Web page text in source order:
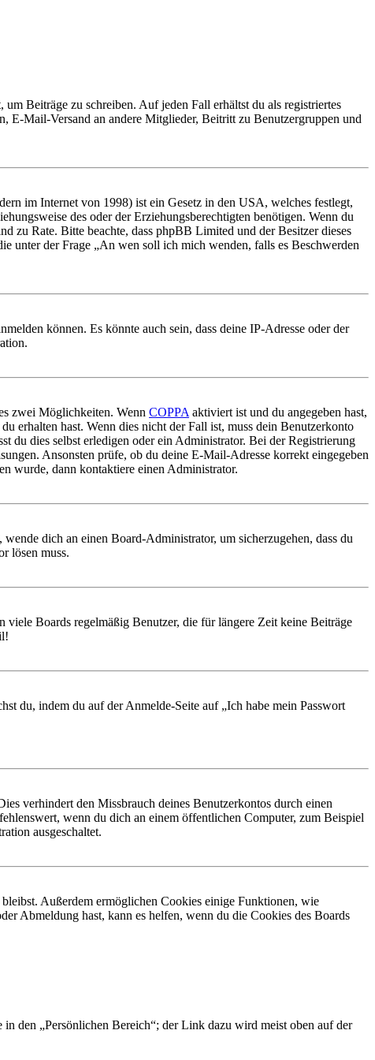
Beiträge zu schreiben. Auf jeden Fall erhältst du als registriertes
E-Mail-Versand an andere Mitglieder, Beitritt zu Benutzergruppen und
im Internet von 1998) ist ein Gesetz in den USA, welches festlegt,
des oder der Erziehungsberechtigten benötigen. Wenn du
zu Rate. Bitte beachte, dass phpBB Limited und der Besitzer dieses
unter der Frage „An wen soll ich mich wenden, falls es Beschwerden
können. Es könnte auch sein, dass deine IP-Adresse oder der
zwei Möglichkeiten. Wenn COPPA aktiviert ist und du angegeben hast,
erhalten hast. Wenn dies nicht der Fall ist, muss dein Benutzerkonto
du dies selbst erledigen oder ein Administrator. Bei der Registrierung
Ansonsten prüfe, ob du deine E-Mail-Adresse korrekt eingegeben
wurde, dann kontaktiere einen Administrator.
dich an einen Board-Administrator, um sicherzugehen, dass du
lösen muss.
viele Boards regelmäßig Benutzer, die für längere Zeit keine Beiträge
du, indem du auf der Anmelde-Seite auf „Ich habe mein Passwort
verhindert den Missbrauch deines Benutzerkontos durch einen
wenn du dich an einem öffentlichen Computer, zum Beispiel
ausgeschaltet.
Außerdem ermöglichen Cookies einige Funktionen, wie
Abmeldung hast, kann es helfen, wenn du die Cookies des Boards
den „Persönlichen Bereich“; der Link dazu wird meist oben auf der